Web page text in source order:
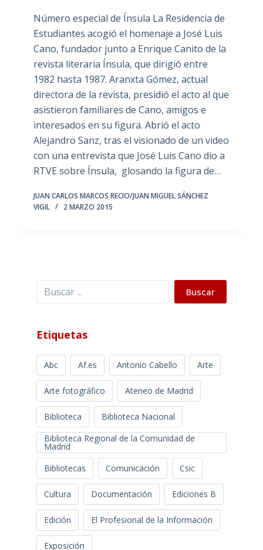
Número especial de Ínsula La Residencia de
Estudiantes acogió el homenaje a José Luis
Cano, fundador junto a Enrique Canito de la
revista literaria Ínsula, que dirigió entre
1982 hasta 1987. Aranxta Gómez, actual
directora de la revista, presidió el acto al que
asistieron familiares de Cano, amigos e
interesados en su figura. Abrió el acto
Alejandro Sanz, tras el visionado de un video
con una entrevista que José Luis Cano dio a
RTVE sobre Ínsula, glosando la figura de…
JUAN CARLOS MARCOS RECIO/JUAN MIGUEL SÁNCHEZ
VIGIL
2 MARZO 2015
Buscar Buscar
Etiquetas
Abc Af.es Antonio Cabello Arte
Arte fotográfico Ateneo de Madrid
Biblioteca
Biblioteca Nacional
Biblioteca Regional de la Comunidad de
Madrid
Bibliotecas
Comunicación Csic
Cultura Documentación Ediciones B
Edición El Profesional de la Información
Exposición